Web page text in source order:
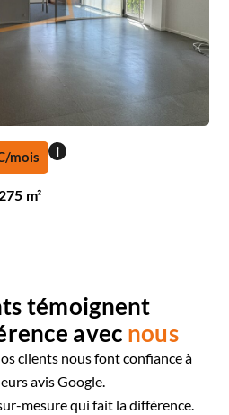
mois i
m²
témoignent
avec nous
clients nous font confiance à
avis Google.
mesure qui fait la différence.